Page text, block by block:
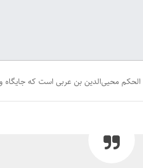
محیی‌الدین بن عربی است که جایگاه